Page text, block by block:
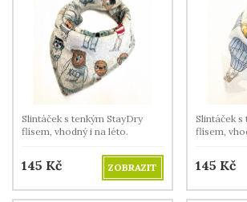
Slintáček s tenkým StayDry
flísem, vhodný i na léto.
145 Kč ZOBRAZIT
Slintáček s
flísem,
145 Kč